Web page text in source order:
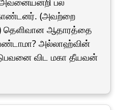
(அவற்றை
ஆதாரத்தை
அல்லாஹ்வின்
விட மகா தீயவன்